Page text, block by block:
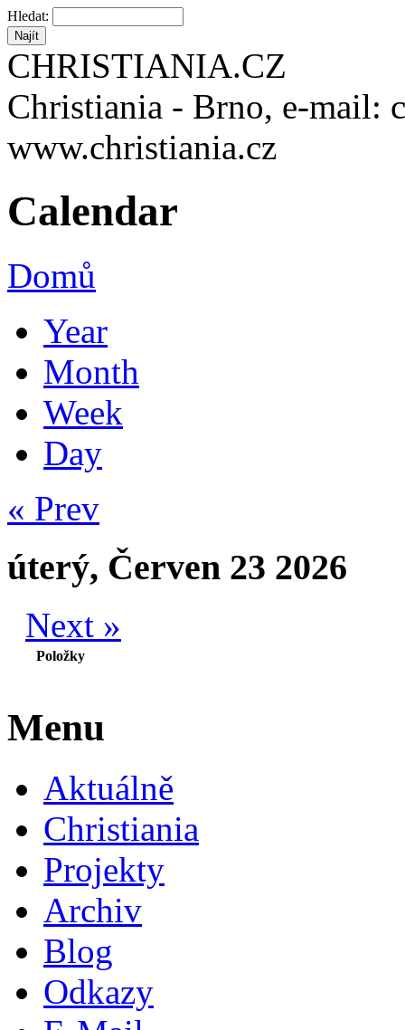
Hledat:
CHRISTIANIA.CZ
Christiania - Brno, e-mail:
www.christiania.cz
Calendar
Domů
Year
Month
Week
Day
« Prev
úterý, Červen 23 2026
Next »
Položky
Menu
Aktuálně
Christiania
Projekty
Archiv
Blog
Odkazy